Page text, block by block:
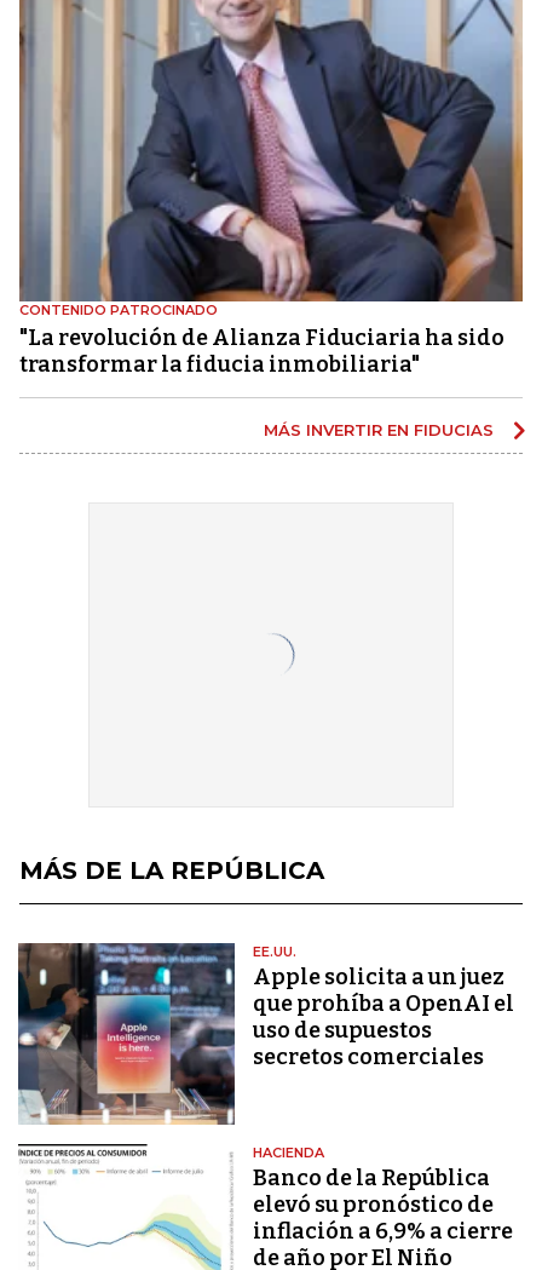
CONTENIDO PATROCINADO
"La revolución de Alianza Fiduciaria ha sido
transformar la fiducia inmobiliaria"
MÁS INVERTIR EN FIDUCIAS
MÁS DE LA REPÚBLICA
EE.UU.
Apple solicita a un juez
que prohíba a OpenAI el
uso de supuestos
secretos comerciales
HACIENDA
Banco de la República
elevó su pronóstico de
inflación a 6,9% a cierre
de año por El Niño